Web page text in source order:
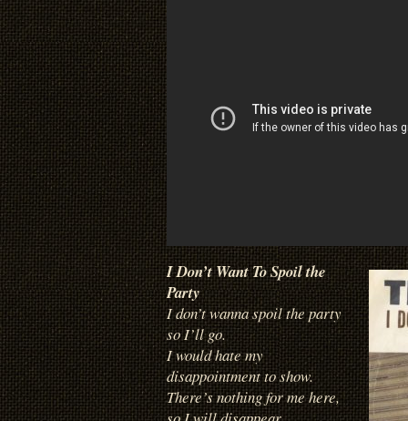
I Don’t Want To Spoil the
Party
I don’t wanna spoil the party
so I’ll go.
I would hate my
disappointment to show.
There’s nothing for me here,